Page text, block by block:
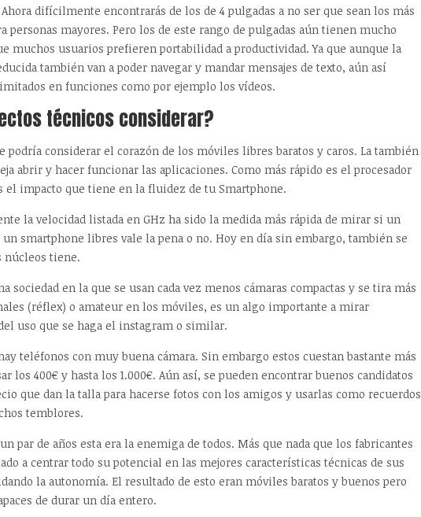
difícilmente encontrarás de los de 4 pulgadas a no ser que sean los más
personas mayores. Pero los de este rango de pulgadas aún tienen mucho
muchos usuarios prefieren portabilidad a productividad. Ya que aunque la
también van a poder navegar y mandar mensajes de texto, aún así
en funciones como por ejemplo los vídeos.
técnicos considerar?
podría considerar el corazón de los móviles libres baratos y caros. La también
abrir y hacer funcionar las aplicaciones. Como más rápido es el procesador
el impacto que tiene en la fluidez de tu Smartphone.
la velocidad listada en GHz ha sido la medida más rápida de mirar si un
un smartphone libres vale la pena o no. Hoy en día sin embargo, también se
núcleos tiene.
sociedad en la que se usan cada vez menos cámaras compactas y se tira más
(réflex) o amateur en los móviles, es un algo importante a mirar
uso que se haga el instagram o similar.
teléfonos con muy buena cámara. Sin embargo estos cuestan bastante más
los 400€ y hasta los 1.000€. Aún así, se pueden encontrar buenos candidatos
que dan la talla para hacerse fotos con los amigos y usarlas como recuerdos
temblores.
par de años esta era la enemiga de todos. Más que nada que los fabricantes
a centrar todo su potencial en las mejores características técnicas de sus
la autonomía. El resultado de esto eran móviles baratos y buenos pero
de durar un día entero.